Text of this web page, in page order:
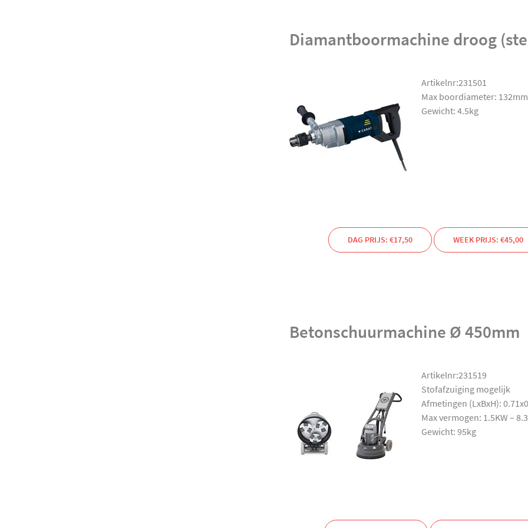
Diamantboormachine droog
Artikelnr:231501
Max boordiameter: 132mm
Gewicht: 4.5kg
DAG PRIJS: €17,50 WEEK PRIJS: €45,00
Betonschuurmachine Ø 450mm
Artikelnr:231519
Stofafzuiging mogelijk
Afmetingen (LxBxH):
Max vermogen: 1.5KW –
Gewicht: 95kg